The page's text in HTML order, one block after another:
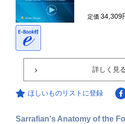
定価34,309
詳しく見る
ほしいものリストに登録
Sarrafian's Anatomy of the